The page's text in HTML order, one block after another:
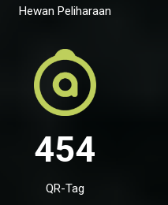
Hewan Peliharaan
454
QR-Tag